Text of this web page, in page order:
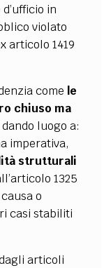
in
violato
articolo 1419
come le
chiuso ma
dando luogo a:
imperativa,
strutturali
1325
o
casi stabiliti
articoli